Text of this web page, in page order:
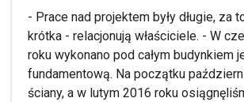
- Prace nad projektem były długie, za
krótka - relacjonują właściciele. - W
roku wykonano pod całym budynkiem
fundamentową. Na początku
ściany, a w lutym 2016 roku